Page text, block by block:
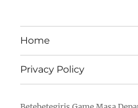
Home
Privacy Policy